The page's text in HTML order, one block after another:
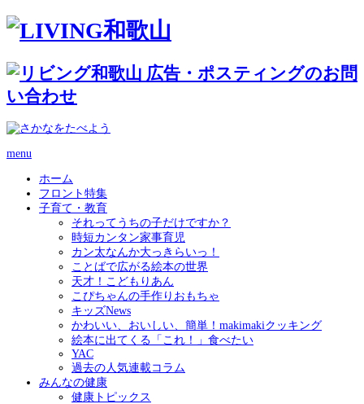
menu
ホーム
フロント特集
子育て・教育
それってうちの子だけですか？
時短カンタン家事育児
カン太なんか大っきらいっ！
ことばで広がる絵本の世界
天才！こどもりあん
こぴちゃんの手作りおもちゃ
キッズNews
かわいい、おいしい、簡単！makimakiクッキング
絵本に出てくる「これ！」食べたい
YAC
過去の人気連載コラム
みんなの健康
健康トピックス